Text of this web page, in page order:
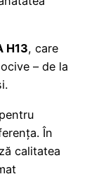
H13, care
– de la
În
calitatea